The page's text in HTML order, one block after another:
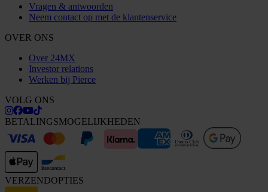
Vragen & antwoorden
Neem contact op met de klantenservice
OVER ONS
Over 24MX
Investor relations
Werken bij Pierce
VOLG ONS
BETALINGSMOGELIJKHEDEN
VERZENDOPTIES